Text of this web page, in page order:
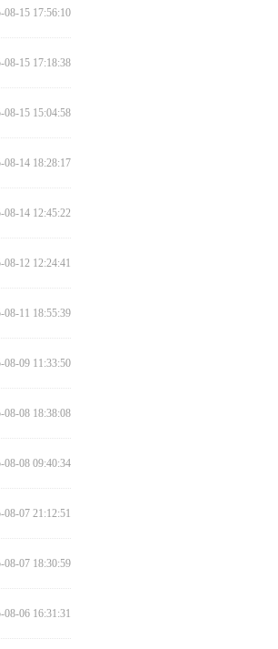
08-15 17:56:10
08-15 17:18:38
08-15 15:04:58
08-14 18:28:17
08-14 12:45:22
08-12 12:24:41
08-11 18:55:39
08-09 11:33:50
08-08 18:38:08
08-08 09:40:34
08-07 21:12:51
08-07 18:30:59
08-06 16:31:31